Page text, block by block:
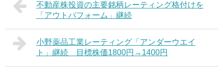
不動産株投資の主要銘柄レーティング格付けを
「アウトパフォーム」継続
小野薬品工業レーティング「アンダーウエイ
ト」継続 目標株価1800円→1400円